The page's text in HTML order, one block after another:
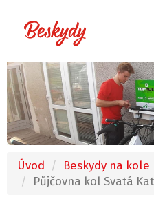
Úvod Beskydy na kole
Půjčovna kol Svatá